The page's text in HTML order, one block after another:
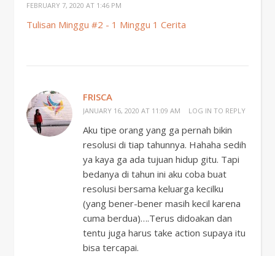
FEBRUARY 7, 2020 AT 1:46 PM
Tulisan Minggu #2 - 1 Minggu 1 Cerita
FRISCA
JANUARY 16, 2020 AT 11:09 AM LOG IN TO REPLY
Aku tipe orang yang ga pernah bikin
resolusi di tiap tahunnya. Hahaha sedih
ya kaya ga ada tujuan hidup gitu. Tapi
bedanya di tahun ini aku coba buat
resolusi bersama keluarga kecilku
(yang bener-bener masih kecil karena
cuma berdua)….Terus didoakan dan
tentu juga harus take action supaya itu
bisa tercapai.